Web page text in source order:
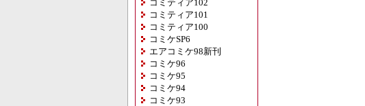
コミティア102
コミティア101
コミティア100
コミケSP6
エアコミケ98新刊
コミケ96
コミケ95
コミケ94
コミケ93